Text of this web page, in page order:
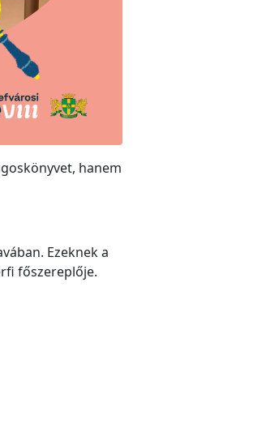
hanem
Ezeknek a
főszereplője.